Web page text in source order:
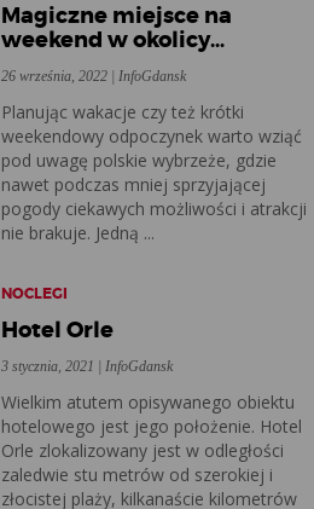
Magiczne miejsce na
weekend w okolicy
Gdańska
26 września, 2022 | InfoGdansk
Planując wakacje czy też krótki
weekendowy odpoczynek warto wziąć
pod uwagę polskie wybrzeże, gdzie
nawet podczas mniej sprzyjającej
pogody ciekawych możliwości i atrakcji
nie brakuje. Jedną ...
NOCLEGI
Hotel Orle
3 stycznia, 2021 | InfoGdansk
Wielkim atutem opisywanego obiektu
hotelowego jest jego położenie. Hotel
Orle zlokalizowany jest w odległości
zaledwie stu metrów od szerokiej i
złocistej plaży, kilkanaście kilometrów